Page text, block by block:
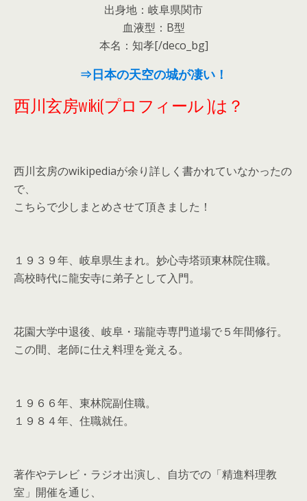
出身地：岐阜県関市
血液型：B型
本名：知孝[/deco_bg]
⇒日本の天空の城が凄い！
西川玄房wiki(プロフィール )は？
西川玄房のwikipediaが余り詳しく書かれていなかったの
で、
こちらで少しまとめさせて頂きました！
１９３９年、岐阜県生まれ。妙心寺塔頭東林院住職。
高校時代に龍安寺に弟子として入門。
花園大学中退後、岐阜・瑞龍寺専門道場で５年間修行。
この間、老師に仕え料理を覚える。
１９６６年、東林院副住職。
１９８４年、住職就任。
著作やテレビ・ラジオ出演し、自坊での「精進料理教
室」開催を通じ、